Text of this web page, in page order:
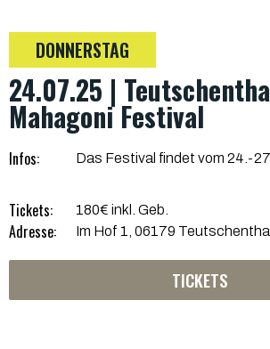
DONNERSTAG
24.07.25 |
Mahagoni Festival
Infos: Das Festival findet vom 24.-
Tickets: 180€ inkl. Geb.
Adresse: Im Hof 1, 06179 Teutschenthal
TICKETS